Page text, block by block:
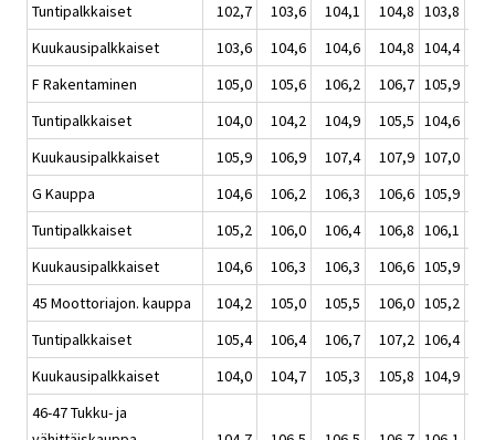
Tuntipalkkaiset
102,7 103,6 104,1 104,8 103,8
Kuukausipalkkaiset
103,6 104,6 104,6 104,8 104,4
F Rakentaminen
105,0 105,6 106,2 106,7 105,9
Tuntipalkkaiset
104,0 104,2 104,9 105,5 104,6
Kuukausipalkkaiset
105,9 106,9 107,4 107,9 107,0
G Kauppa
104,6 106,2 106,3 106,6 105,9
Tuntipalkkaiset
105,2 106,0 106,4 106,8 106,1
Kuukausipalkkaiset
104,6 106,3 106,3 106,6 105,9
45 Moottoriajon. kauppa
104,2 105,0 105,5 106,0 105,2
Tuntipalkkaiset
105,4 106,4 106,7 107,2 106,4
Kuukausipalkkaiset
104,0 104,7 105,3 105,8 104,9
46-47 Tukku- ja